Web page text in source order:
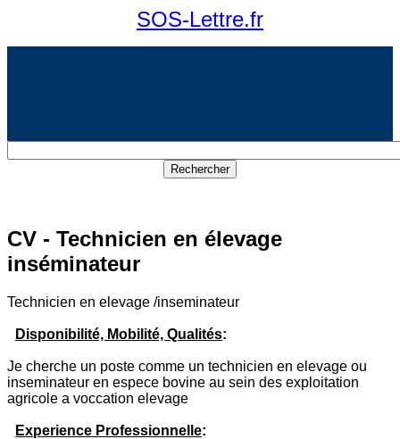
SOS-Lettre.fr
CV - Technicien en élevage
inséminateur
Technicien en elevage /inseminateur
Disponibilité, Mobilité, Qualités:
Je cherche un poste comme un technicien en elevage ou
inseminateur en espece bovine au sein des exploitation
agricole a voccation elevage
Experience Professionnelle: